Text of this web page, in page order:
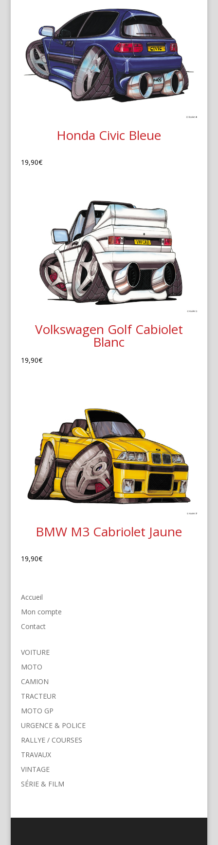
Honda Civic Bleue
19,90€
Volkswagen Golf Cabiolet
Blanc
19,90€
BMW M3 Cabriolet Jaune
19,90€
Accueil
Mon compte
Contact
VOITURE
MOTO
CAMION
TRACTEUR
MOTO GP
URGENCE & POLICE
RALLYE / COURSES
TRAVAUX
VINTAGE
SÉRIE & FILM